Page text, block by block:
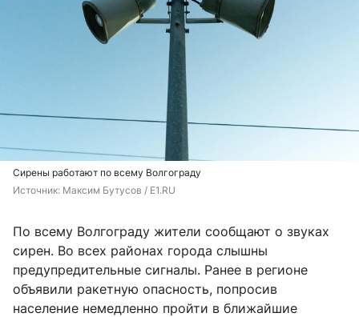
Сирены работают по всему Волгограду
Источник: Максим Бутусов / E1.RU
По всему Волгограду жители сообщают о звуках
сирен. Во всех районах города слышны
предупредительные сигналы. Ранее в регионе
объявили ракетную опасность, попросив
население немедленно пройти в ближайшие